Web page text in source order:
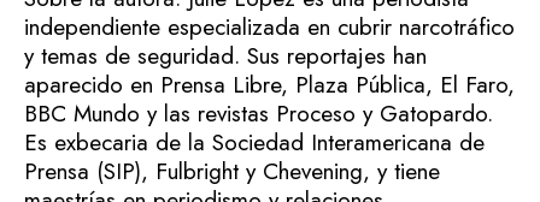
independiente especializada en cubrir narcotráfico
y temas de seguridad. Sus reportajes han
aparecido en Prensa Libre, Plaza Pública, El Faro,
BBC Mundo y las revistas Proceso y Gatopardo.
Es exbecaria de la Sociedad Interamericana de
Prensa (SIP), Fulbright y Chevening, y tiene